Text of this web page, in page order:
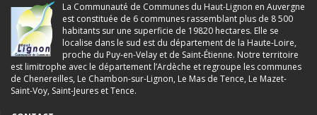
La Communauté de Communes du Haut-Lignon en Auvergne
est constituée de 6 communes rassemblant plus de 8 500
habitants sur une superficie de 19820 hectares. Elle se
localise dans le sud est du département de la Haute-Loire,
proche du Puy-en-Velay et de Saint-Étienne. Notre territoire
est limitrophe avec le département l’Ardèche et regroupe les communes
de Chenereilles, Le Chambon-sur-Lignon, Le Mas de Tence, Le Mazet-
Saint-Voy, Saint-Jeures et Tence.